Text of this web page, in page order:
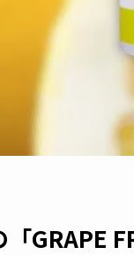
GRAPE